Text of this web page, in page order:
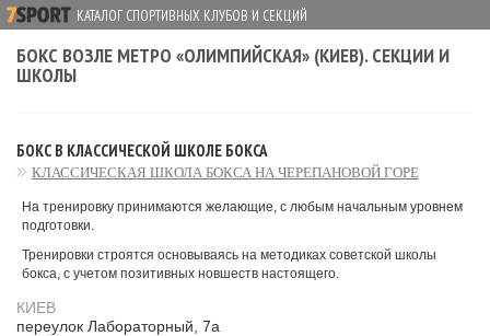
КАТАЛОГ СПОРТИВНЫХ КЛУБОВ И СЕКЦИЙ
БОКС ВОЗЛЕ МЕТРО «ОЛИМПИЙСКАЯ» (КИЕВ). СЕКЦИИ И
ШКОЛЫ
БОКС В КЛАССИЧЕСКОЙ ШКОЛЕ БОКСА
КЛАССИЧЕСКАЯ ШКОЛА БОКСА НА ЧЕРЕПАНОВОЙ ГОРЕ
На тренировку принимаются желающие, с любым начальным уровнем
подготовки.
Тренировки строятся основываясь на методиках советской школы
бокса, с учетом позитивных новшеств настоящего.
КИЕВ
переулок Лабораторный, 7а